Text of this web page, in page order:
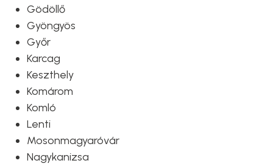
Gödöllő
Gyöngyös
Győr
Karcag
Keszthely
Komárom
Komló
Lenti
Mosonmagyaróvár
Nagykanizsa